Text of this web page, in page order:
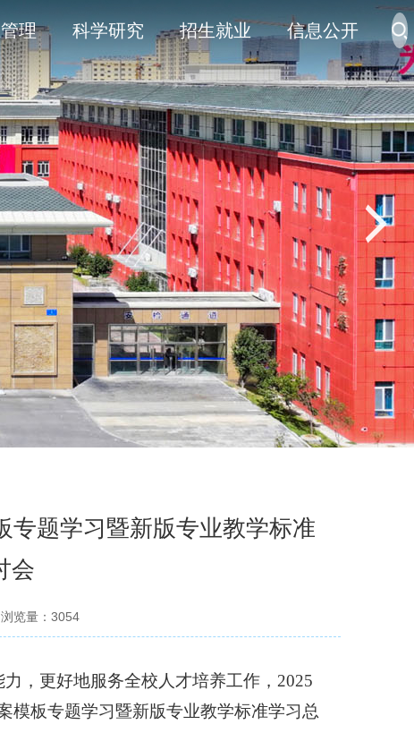
理 科学研究 招生就业 信息公开
专题学习暨新版专业教学标准
会
浏览量： 3054
，更好地服务全校人才培养工作， 2025
模板专题学习暨新版专业教学标准学习总